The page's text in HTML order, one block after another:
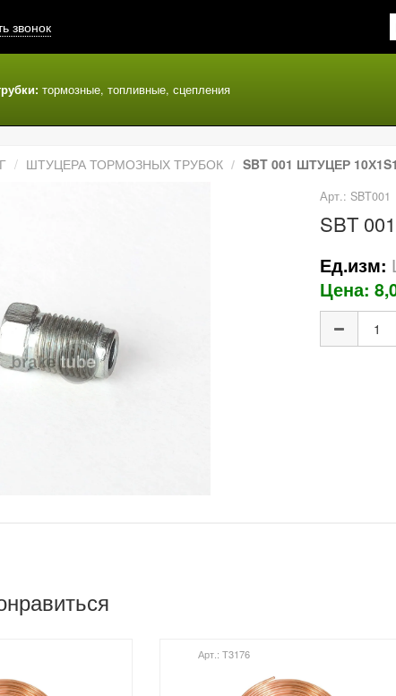
звонок
тормозные, топливные, сцепления
ШТУЦЕРА ТОРМОЗНЫХ ТРУБОК SBT 001 ШТУЦЕР
Арт.: SBT001
SBT
Ед.изм:
Цена:
Арт.: Т3176